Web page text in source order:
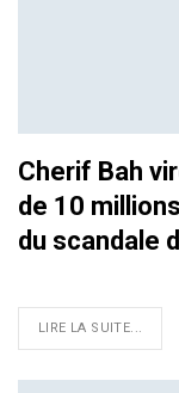
Cherif Bah
de 10
du scandale
LIRE LA SUITE...